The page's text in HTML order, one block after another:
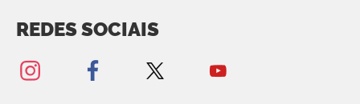
REDES SOCIAIS